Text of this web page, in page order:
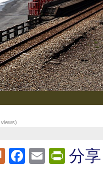
views)
PlurkFacebook
Email分享